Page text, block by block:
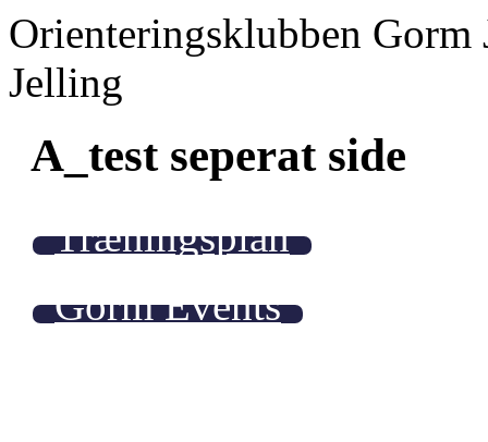
Orienteringsklubben
Jelling
A_test seperat side
Træningsplan
Gorm Events